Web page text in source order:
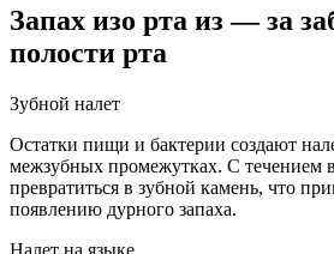
Запах изо рта из — за
полости рта
Зубной налет
Остатки пищи и бактерии создают
межзубных промежутках. С течением
превратиться в зубной камень, что
появлению дурного запаха.